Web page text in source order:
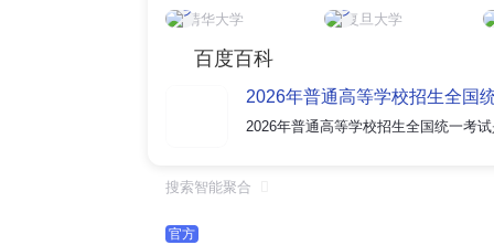
负眼前季节，来清华
赴一场青春之约~
清华大学
用之用》正式发布
复旦大学
百度百科
2026年普通高等学校招生全国
搜索智能聚合
官方